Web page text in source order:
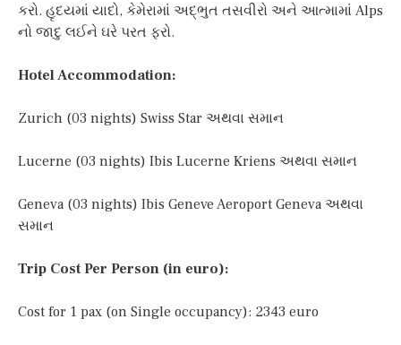
કરો. હૃદયમાં યાદો, કેમેરામાં અદ્ભુત તસવીરો અને આત્મામાં Alps
નો જાદુ લઈને ઘરે પરત ફરો.
Hotel Accommodation:
Zurich (03 nights) Swiss Star અથવા સમાન
Lucerne (03 nights) Ibis Lucerne Kriens અથવા સમાન
Geneva (03 nights) Ibis Geneve Aeroport Geneva અથવા
સમાન
Trip Cost Per Person (in euro):
Cost for 1 pax (on Single occupancy): 2343 euro